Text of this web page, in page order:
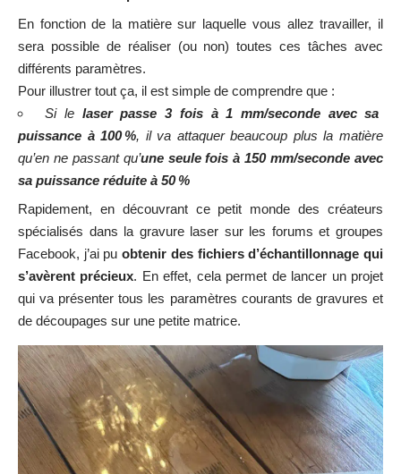
Voici mes premiers essais et mes premières grilles gravées
Sur la photo ci-dessus, vous pouvez observer deux grilles :
découpes, qui ne fonctionnaient là qu’avec des vitesses
assez lentes et pour des puissances max.
Engrave Test Grid
: toujours sur un MDF qui permet de
voir le dégradé de nuance de couleurs
possible en gravant
au laser avec les
différents paramètres de vitesse et de
Concernant la machine elle même : elledispose de
nombreuses sécurités lui permettant de s’arrêter si vous
dépassez les limites de zones, s’il y a une détection de feu
ou si la machine bouge!
Elle peut
fonctionner en USB ou en Wifi
(avec carte SD